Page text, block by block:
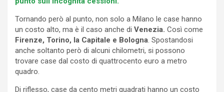
Tornando però al punto, non solo a Milano le case hanno
un costo alto, ma è il caso anche di Venezia. Così come
Firenze, Torino, la Capitale e Bologna . Spostandosi
anche soltanto però di alcuni chilometri, si possono
trovare case dal costo di quattrocento euro a metro
quadro.
Di riflesso, case da cento metri quadrati hanno un costo